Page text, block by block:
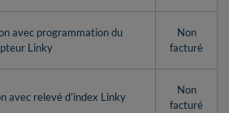
avec programmation du
Linky
Non
facturé
avec relevé d’index Linky
Non
facturé